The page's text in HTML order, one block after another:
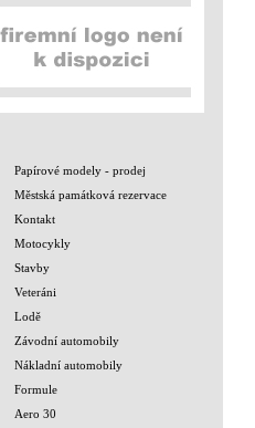
Papírové modely - prodej
Městská památková rezervace
Kontakt
Motocykly
Stavby
Veteráni
Lodě
Závodní automobily
Nákladní automobily
Formule
Aero 30